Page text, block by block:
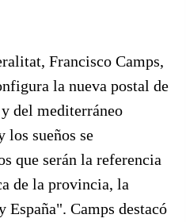
Francisco Camps,
la nueva postal de
del mediterráneo
los sueños se
que serán la referencia
de la provincia, la
España". Camps destacó